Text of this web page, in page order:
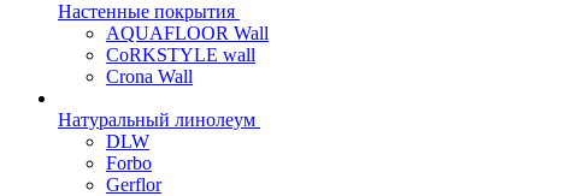
Настенные покрытия
AQUAFLOOR Wall
CoRKSTYLE wall
Crona Wall
Натуральный линолеум
DLW
Forbo
Gerflor